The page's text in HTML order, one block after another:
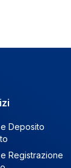
Deposito
Registrazione